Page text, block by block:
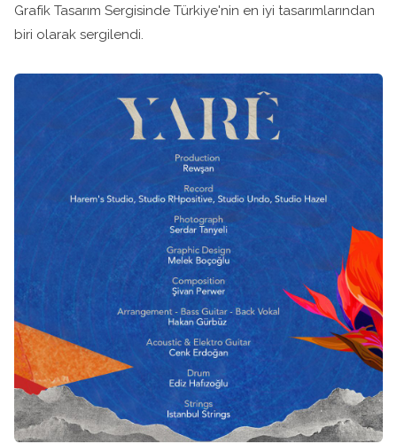
Grafik Tasarım Sergisinde Türkiye'nin en iyi tasarımlarından
biri olarak sergilendi.